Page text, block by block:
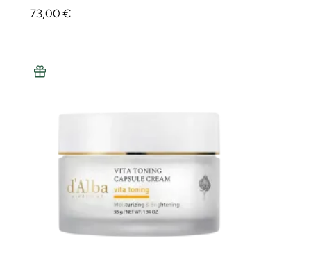
73,00 €
Nos preocupamos por tu privacidad
Tanto nosotros como nuestros1015socios almacenamos y accedemos a
datos personales, como datos de navegación o identificadores únicos, en tu
dispositivo. Si seleccionas Acepto, estarás permitiendo que las tecnologías de
rastreo apoyen los propósitos que se muestran en «nosotros y nuestros